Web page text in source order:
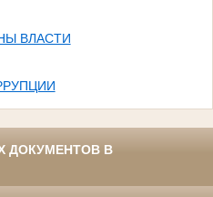
ВЛАСТИ
ДОКУМЕНТОВ В